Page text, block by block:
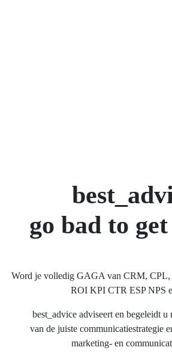
go bad to
Word je volledig GAGA van CRM,
ROI KPI CTR ESP NPS
best_advice adviseert en begeleidt
van de juiste communicatiestrategie
marketing- en